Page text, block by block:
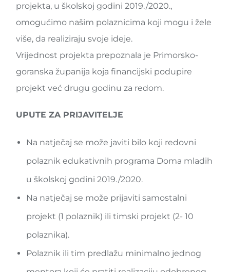
projekta, u školskoj godini 2019./2020.,
omogućimo našim polaznicima koji mogu i žele
više, da realiziraju svoje ideje.
Vrijednost projekta prepoznala je Primorsko-
goranska županija koja financijski podupire
projekt već drugu godinu za redom.
UPUTE ZA PRIJAVITELJE
Na natječaj se može javiti bilo koji redovni
polaznik edukativnih programa Doma mladih
u školskoj godini 2019./2020.
Na natječaj se može prijaviti samostalni
projekt (1 polaznik) ili timski projekt (2- 10
polaznika).
Polaznik ili tim predlažu minimalno jednog